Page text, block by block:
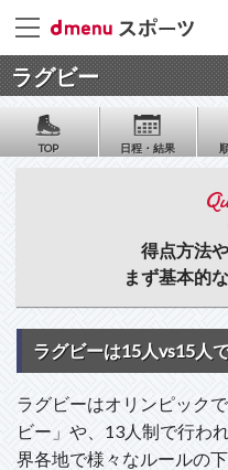
ラグビー
TOP 日程・結果
得点方法
まず基本的
ラグビーは15人vs15人
ラグビーはオリンピック
ビー」や、13人制で行わ
界各地で様々なルールの